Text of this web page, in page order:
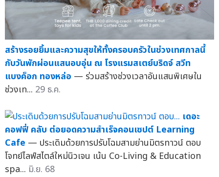
สร้างรอยยิ้มและความสุขให้ทั้งครอบครัวในช่วงเทศกาลนี้
กับวันพักผ่อนแสนอบอุ่น ณ โรงแรมสเตย์บริดจ์ สวีท
แบงค็อก ทองหล่อ — ร่วมสร้างช่วงเวลาอันแสนพิเศษใน
ช่วงเท... 29 ธ.ค.
เดอะ
คอฟฟี่ คลับ ต่อยอดความสำเร็จคอนเซปต์ Learning
Cafe — ประเดิมด้วยการปรับโฉมสามย่านมิตรทาวน์ ตอบ
โจทย์ไลฟ์สไตล์ใหม่นิวเจน เน้น Co-Living & Education
spa... มิ.ย. 68